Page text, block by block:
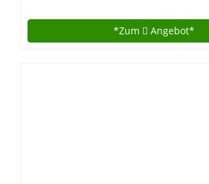
*Zum Angebot*